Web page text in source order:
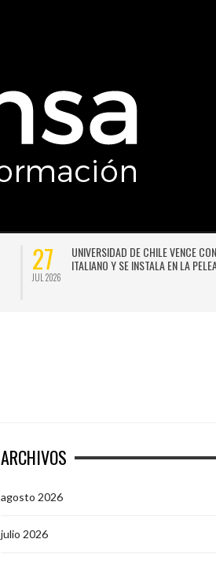
27
JUL 2026
UNIVERSIDAD DE CHILE VENCE
ITALIANO Y SE INSTALA EN LA
ARCHIVOS
agosto 2026
julio 2026